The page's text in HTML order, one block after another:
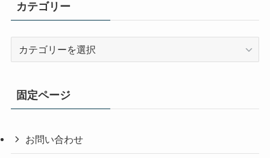
カテゴリー
リ
ー
固定ページ
お問い合わせ